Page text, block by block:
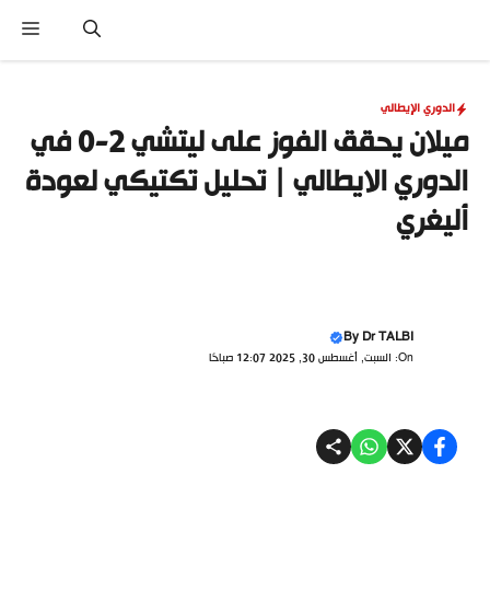
المحتوى
الدوري الإيطالي
ميلان يحقق الفوز على ليتشي 2-0 في
الدوري الايطالي | تحليل تكتيكي لعودة
أليغري
ByDr TALBI
On: السبت, أغسطس 30, 2025 12:07 صباحًا